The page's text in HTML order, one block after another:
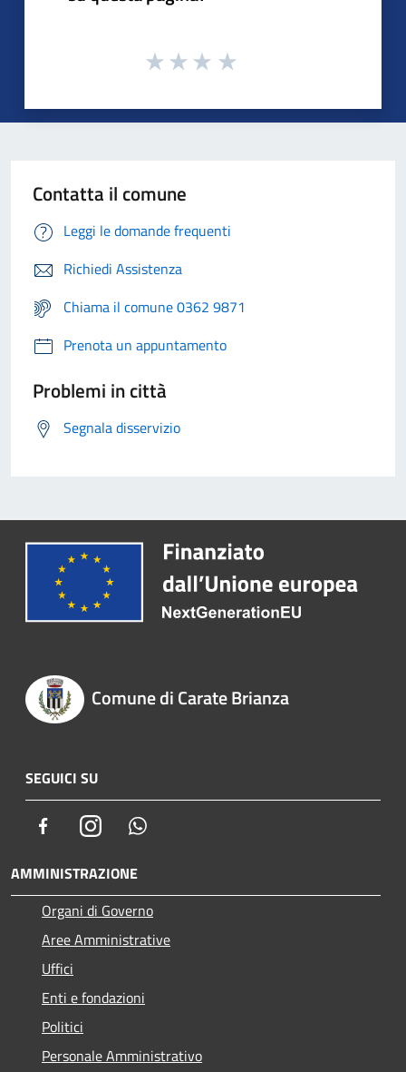
Contatta il comune
Leggi le domande frequenti
Richiedi Assistenza
Chiama il comune 0362 9871
Prenota un appuntamento
Problemi in città
Segnala disservizio
Comune di Carate Brianza
SEGUICI SU
FacebookInstagram
AMMINISTRAZIONE
Organi di Governo
Aree Amministrative
Uffici
Enti e fondazioni
Politici
Personale Amministrativo